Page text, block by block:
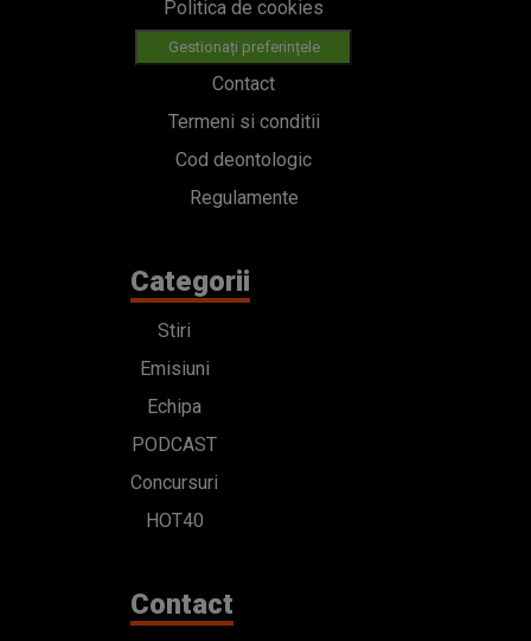
Politica de cookies
Gestionați preferințele
Contact
Termeni si conditii
Cod deontologic
Regulamente
Categorii
Stiri
Emisiuni
Echipa
PODCAST
Concursuri
HOT40
Contact